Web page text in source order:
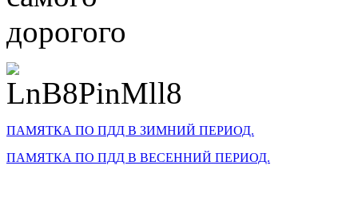
ПАМЯТКА ПО ПДД В ЗИМНИЙ ПЕРИОД.
ПАМЯТКА ПО ПДД В ВЕСЕННИЙ ПЕРИОД.